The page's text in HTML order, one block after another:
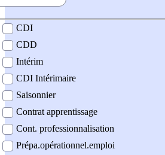
contrat
CDI
CDD
Intérim
CDI Intérimaire
Saisonnier
Contrat apprentissage
Cont. professionnalisation
Prépa.opérationnel.emploi